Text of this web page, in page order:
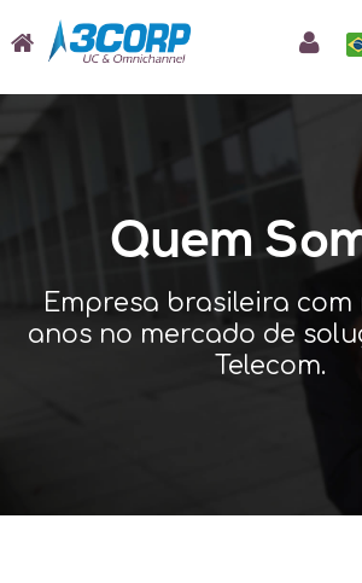
Quem
Empresa brasileira com
anos no mercado de
Telecom.